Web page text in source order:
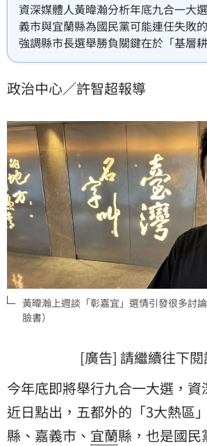
資深媒體人黃暐瀚分析年底九合一大
義市與宜蘭縣為國民黨可能連任失敗
強調縣市長選舉勝負關鍵在於「基層
聲量或空氣票。黃暐瀚以立委王美惠
這場選戰將考驗各政黨在地方社團、里
政治中心／許智超報導
黃暐瀚上週談「彰嘉宜」選情引發很多討
臉書）
[廣告] 請繼續往下
今年底即將舉行九合一大選，資
近日點出，五都外的「3大熱區
縣、嘉義市、 宜蘭縣，也是國民